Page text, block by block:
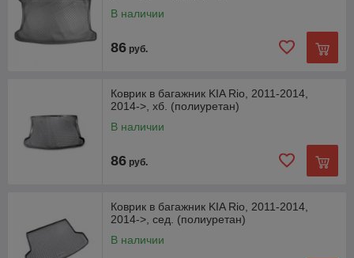
В наличии
86 руб.
Коврик в багажник KIA Rio, 2011-2014,
2014->, хб. (полиуретан)
В наличии
86 руб.
Коврик в багажник KIA Rio, 2011-2014,
2014->, сед. (полиуретан)
В наличии